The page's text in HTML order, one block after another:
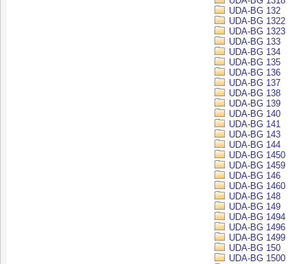
UDA-BG 132
UDA-BG 1322
UDA-BG 1323
UDA-BG 133
UDA-BG 134
UDA-BG 135
UDA-BG 136
UDA-BG 137
UDA-BG 138
UDA-BG 139
UDA-BG 140
UDA-BG 141
UDA-BG 143
UDA-BG 144
UDA-BG 1450
UDA-BG 1459
UDA-BG 146
UDA-BG 1460
UDA-BG 148
UDA-BG 149
UDA-BG 1494
UDA-BG 1496
UDA-BG 1499
UDA-BG 150
UDA-BG 1500